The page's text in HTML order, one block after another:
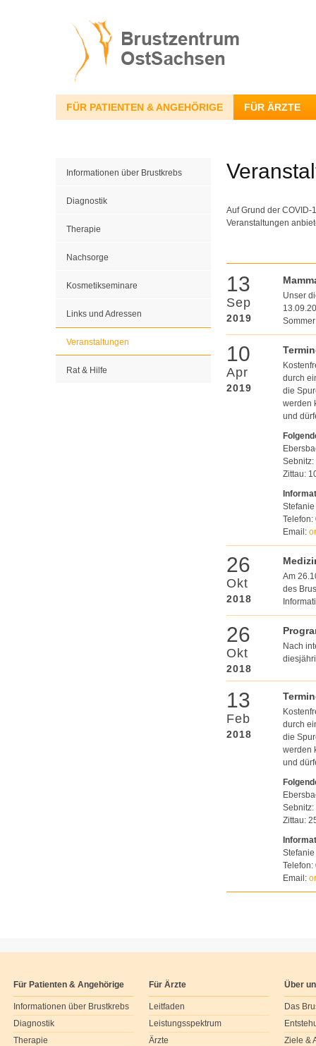
FÜR PATIENTEN & ANGEHÖRIGE FÜR ÄRZTE
Informationen über Brustkrebs
Diagnostik
Therapie
Nachsorge
Kosmetikseminare
Links und Adressen
Veranstaltungen
Rat & Hilfe
Auf Grund der
Veranstaltungen
13
Sep
2019
Unser
10
Apr
2019
durch
die
werden
und
Zittau:
Telefon:
Email:
26
Okt
2018
Am
des
26
Okt
2018
Nach
13
Feb
2018
durch
die
werden
und
Zittau:
Telefon:
Email:
Für Patienten & Angehörige
Informationen über Brustkrebs
Diagnostik
Therapie
Für Ärzte
Leitfaden
Leistungsspektrum
Ärzte
Über
Das
Ziele &